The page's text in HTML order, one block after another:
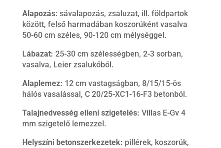
Alapozás: sávalapozás, zsaluzat, ill. földpartok
között, felső harmadában koszorúként vasalva
50-60 cm széles, 90-120 cm mélységgel.
Lábazat: 25-30 cm szélességben, 2-3 sorban,
vasalva, Leier zsalukőből.
Alaplemez: 12 cm vastagságban, 8/15/15-ös
hálós vasalással, C 20/25-XC1-16-F3 betonból.
Talajnedvesség elleni szigetelés: Villas E-Gv 4
mm szigetelő lemezzel.
Helyszíni betonszerkezetek: pillérek, koszorúk,